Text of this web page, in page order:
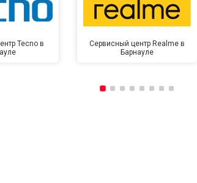
Tecno в
Сервисный центр Realme в
Барнауле